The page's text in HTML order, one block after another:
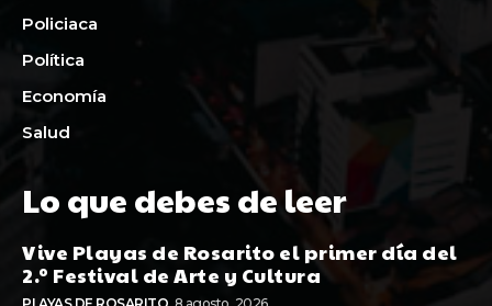
Policiaca
Política
Economía
Salud
Lo que debes de leer
Vive Playas de Rosarito el primer día del
2.º Festival de Arte y Cultura